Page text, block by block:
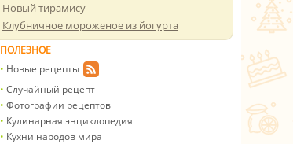
Новый тирамису
Клубничное мороженое из йогурта
ПОЛЕЗНОЕ
Новые рецепты
Случайный рецепт
Фотографии рецептов
Кулинарная энциклопедия
Кухни народов мира